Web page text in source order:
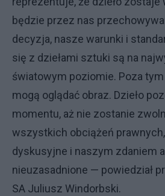
będzie przez nas
decyzja, nasze warunki i
się z dziełami sztuki są na
światowym poziomie. Poza
mogą oglądać obraz. Dzieło
momentu, aż nie zostanie
wszystkich obciążeń
dyskusyjne i naszym zdaniem
nieuzasadnione — powiedział
SA Juliusz Windorbski.